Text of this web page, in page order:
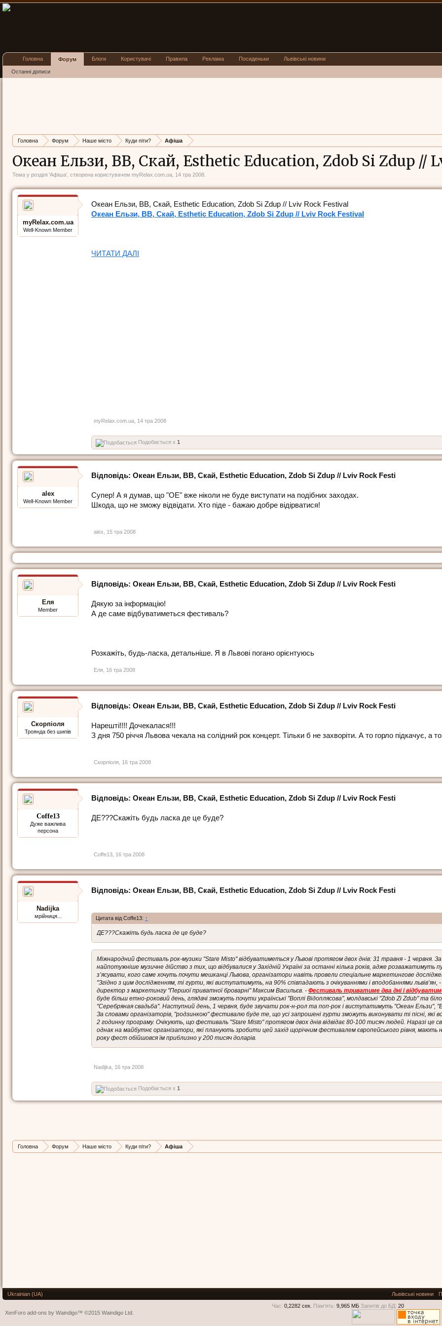
Головна Форум Наше місто Куди піти? Афіша
Океан Ельзи, ВВ, Скай, Esthetic Education, Zdob Si Zdup //
Тема у розділі 'Афіша', створена користувачем myRelax.com.ua 14 тра 2008
myRelax.com.ua
Well-Known Member
Океан Ельзи, ВВ, Скай, Esthetic Education, Zdob Si Zdup // Lviv Rock Festival
Океан Ельзи, ВВ, Скай, Esthetic Education, Zdob Si Zdup // Lviv Rock Festival
ЧИТАТИ ДАЛІ
myRelax.com.ua 14 тра 2008
Подобається x 1
alex
Well-Known Member
Відповідь: Океан Ельзи, ВВ, Скай, Esthetic Education, Zdob Si Zdup // Lviv Rock Festi
Супер! А я думав, що "ОЕ" вже ніколи не буде виступати на подібних заходах.
Шкода, що не зможу відвідати. Хто піде - бажаю добре відірватися!
alex 15 тра 2008
Еля
Member
Відповідь: Океан Ельзи, ВВ, Скай, Esthetic Education, Zdob Si Zdup // Lviv Rock Festi
Дякую за інформацію!
А де саме відбуватиметься фестиваль?
Розкажіть, будь-ласка, детальніше. Я в Львові погано орієнтуюсь
Еля 16 тра 2008
Скорпіоля
Троянда без шипів
Відповідь: Океан Ельзи, ВВ, Скай, Esthetic Education, Zdob Si Zdup // Lviv Rock Festi
Нарешті!!!! Дочекалася!!!
З дня 750 річчя Львова чекала на солідний рок концерт. Тільки б не захворіти. А то горло підкачує, а
Скорпіоля 16 тра 2008
Coffe13
Дуже важлива
персона
Відповідь: Океан Ельзи, ВВ, Скай, Esthetic Education, Zdob Si Zdup // Lviv Rock Festi
ДЕ???Скажіть будь ласка де це буде?
Coffe13 16 тра 2008
Nadijka
мрійниця...
Відповідь: Океан Ельзи, ВВ, Скай, Esthetic Education, Zdob Si Zdup // Lviv Rock Festi
Цитата від Coffe13: ↑
ДЕ???Скажіть будь ласка де це буде?
Міжнародний фестиваль рок-музики "Stare Misto" відбуватиметься у Львові протягом двох днів: 31 травня - 1 червня.
найпотужніше музичне дійство з тих, що відбувалися у Західній Україні за останні кілька років, адже розважатимуть
з’ясувати, кого саме хочуть почути мешканці Львова, організатори навіть провели спеціальне маркетингове
"Згідно з цим дослідженням, ті гурти, які виступатимуть, на 90% співпадають з очікуваннями і вподобаннями
директор з маркетингу "Першої приватної броварні" Максим Васильєв. - Фестиваль триватиме два дні і
буде більш етно-роковий день, глядачі зможуть почути українські "Воплі Відоплясова", молдавські "Zdob Zi Zdub" та
"Серебряная свадьба". Наступний день, 1 червня, буде звучати рок-н-рол та поп-рок і виступатимуть "Океан Ельзи",
За словами організаторів, "родзинкою" фестивалю буде те, що усі запрошені гурти зможуть виконувати ті пісні, які
2 годинну програму. Очікують, що фестиваль "Stare Misto" протягом двох днів відвідає 80-100 тисяч людей. Наразі це
однак на майбутнє організатори, які планують зробити цей захід щорічним фестивалем європейського рівня, мають
року фест обійшовся їм приблизно у 200 тисяч доларів.
Nadijka 16 тра 2008
Подобається x 1
Головна Форум Наше місто Куди піти? Афіша
Головна Форум
Останні дописи
Блоги Користувачі Правила Реклама Посиденьки Львівські новини
Ukrainian (UA) Львівські новини
XenForo add-ons by Waindigo™ ©2015 Waindigo Ltd
Час: 0,2282 сек. Пам'ять: 9,965 МБ Запитів до БД: 20